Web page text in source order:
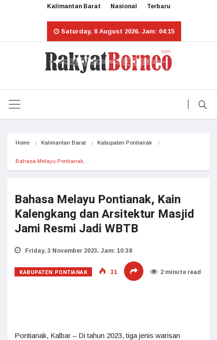
Kalimantan Barat Nasional Terbaru
Saturday, 8 August 2026. Jam: 04:15
Home Kalimantan Barat Kabupaten Pontianak
Bahasa Melayu Pontianak,…
Bahasa Melayu Pontianak, Kain
Kalengkang dan Arsitektur Masjid
Jami Resmi Jadi WBTB
Friday, 3 November 2023. Jam: 10:38
KABUPATEN PONTIANAK 31 2 minute read
Pontianak, Kalbar – Di tahun 2023, tiga jenis warisan